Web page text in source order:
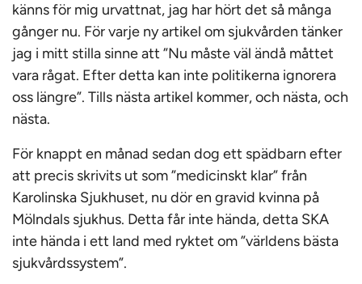
känns för mig urvattnat, jag har hört det så många
gånger nu. För varje ny artikel om sjukvården tänker
jag i mitt stilla sinne att ”Nu måste väl ändå måttet
vara rågat. Efter detta kan inte politikerna ignorera
oss längre”. Tills nästa artikel kommer, och nästa, och
nästa.
För knappt en månad sedan dog ett spädbarn efter
att precis skrivits ut som ”medicinskt klar” från
Karolinska Sjukhuset, nu dör en gravid kvinna på
Mölndals sjukhus. Detta får inte hända, detta SKA
inte hända i ett land med ryktet om ”världens bästa
sjukvårdssystem”.